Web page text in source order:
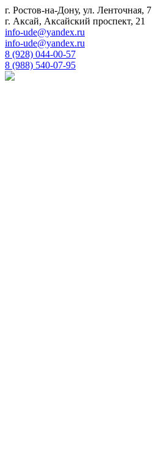
г. Ростов-на-Дону, ул. Ленточная, 7
г. Аксай, Аксайский проспект, 21
info-ude@yandex.ru
info-ude@yandex.ru
8 (928) 044-00-57
8 (988) 540-07-95